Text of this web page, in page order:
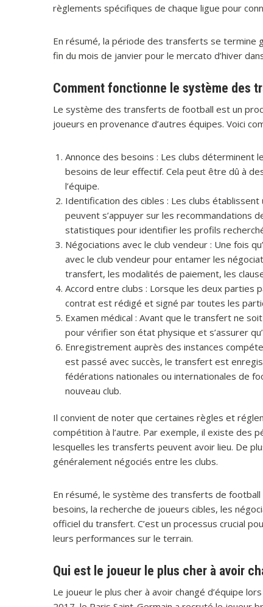
règlements spécifiques de chaque ligue pour
En résumé, la période des transferts se termine
fin du mois de janvier pour le mercato d’hiver
Comment fonctionne le système des
Le système des transferts de football est un
joueurs en provenance d’autres équipes. Voici
Annonce des besoins : Les clubs déterminent
besoins de leur effectif. Cela peut être dû à
l’équipe.
Identification des cibles : Les clubs
peuvent s’appuyer sur les recommandations
statistiques pour identifier les profils
Négociations avec le club vendeur : Une fois
avec le club vendeur pour entamer les
transfert, les modalités de paiement, les
Accord entre clubs : Lorsque les deux parties
contrat est rédigé et signé par toutes les
Examen médical : Avant que le transfert ne
pour vérifier son état physique et s’assurer
Enregistrement auprès des instances
est passé avec succès, le transfert est
fédérations nationales ou internationales de
nouveau club.
Il convient de noter que certaines règles et
compétition à l’autre. Par exemple, il existe des
lesquelles les transferts peuvent avoir lieu. De
généralement négociés entre les clubs.
En résumé, le système des transferts de football
besoins, la recherche de joueurs cibles, les
officiel du transfert. C’est un processus crucial
leurs performances sur le terrain.
Qui est le joueur le plus cher à avoir
Le joueur le plus cher à avoir changé d’équipe